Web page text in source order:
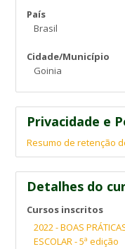
País
Brasil
Cidade/Município
Goinia
Privacidade e
Resumo de retenção
Detalhes do
Cursos inscritos
2022 - BOAS
ESCOLAR - 5ª edição